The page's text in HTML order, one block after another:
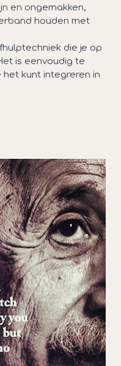
en ongemakken,
houden met
die je op
is eenvoudig te
kunt integreren in